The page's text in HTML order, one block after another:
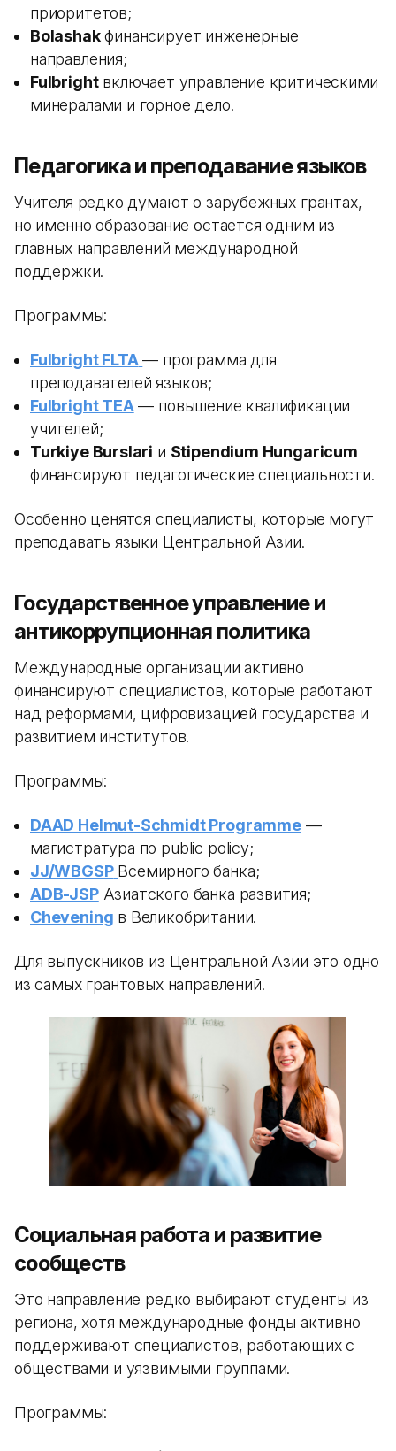
приоритетов;
Bolashakфинансирует инженерные
направления;
Fulbrightвключает управление критическими
минералами и горное дело.
Педагогика и преподавание языков
Учителя редко думают о зарубежных грантах,
но именно образование остается одним из
главных направлений международной
поддержки.
Программы:
Fulbright FLTA — программа для
преподавателей языков;
Fulbright TEA— повышение квалификации
учителей;
Turkiye Burslari и Stipendium Hungaricum
финансируют педагогические специальности.
Особенно ценятся специалисты, которые могут
преподавать языки Центральной Азии.
Государственное управление и
антикоррупционная политика
Международные организации активно
финансируют специалистов, которые работают
над реформами, цифровизацией государства и
развитием институтов.
Программы:
DAAD Helmut-Schmidt Programme—
магистратура по public policy;
JJ/WBGSP Всемирного банка;
ADB-JSPАзиатского банка развития;
Chevening в Великобритании.
Для выпускников из Центральной Азии это одно
из самых грантовых направлений.
Социальная работа и развитие
сообществ
Это направление редко выбирают студенты из
региона, хотя международные фонды активно
поддерживают специалистов, работающих с
обществами и уязвимыми группами.
Программы: